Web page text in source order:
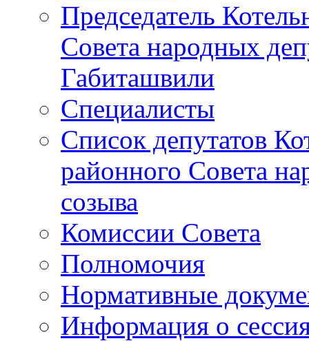
Председатель
Совета народных
Габиташвили
Специалисты
Список депутатов
районного Совета
созыва
Комиссии Совета
Полномочия
Нормативные
Информация о